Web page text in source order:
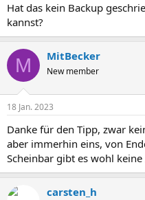
Hat das kein Backup
kannst?
M MitBecker
New member
18 Jan. 2023
Danke für den Tipp, zwar
aber immerhin eins, von
Scheinbar gibt es wohl
carsten_h